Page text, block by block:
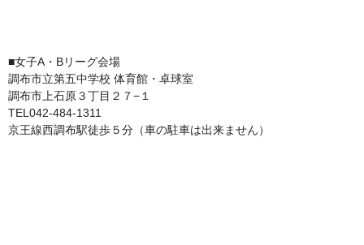
■女子A・Bリーグ会場
調布市立第五中学校 体育館・卓球室
調布市上石原３丁目２７−１
TEL042-484-1311
京王線西調布駅徒歩５分（車の駐車は出来ません）